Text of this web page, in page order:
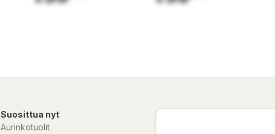
Suosittua nyt
Aurinkotuolit